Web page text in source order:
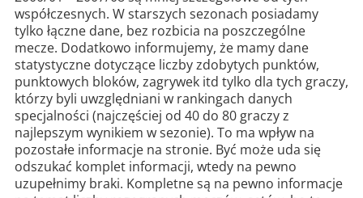
współczesnych. W starszych sezonach posiadamy
tylko łączne dane, bez rozbicia na poszczególne
mecze. Dodatkowo informujemy, że mamy dane
statystyczne dotyczące liczby zdobytych punktów,
punktowych bloków, zagrywek itd tylko dla tych graczy,
którzy byli uwzględniani w rankingach danych
specjalności (najczęściej od 40 do 80 graczy z
najlepszym wynikiem w sezonie). To ma wpływ na
pozostałe informacje na stronie. Być może uda się
odszukać komplet informacji, wtedy na pewno
uzupełnimy braki. Kompletne są na pewno informacje